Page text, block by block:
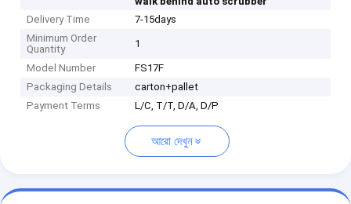
Delivery Time
7-15days
Minimum Order
Quantity
1
Model Number
FS17F
Packaging Details
carton+pallet
Payment Terms
L/C, T/T, D/A, D/P
আরো দেখুন